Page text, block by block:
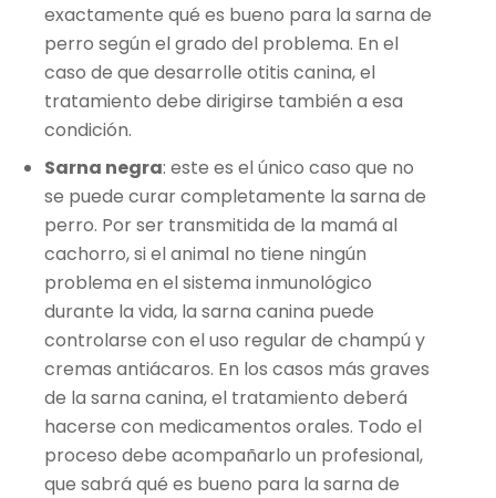
exactamente qué es bueno para la sarna de
perro según el grado del problema. En el
caso de que desarrolle otitis canina, el
tratamiento debe dirigirse también a esa
condición.
Sarna negra: este es el único caso que no
se puede curar completamente la sarna de
perro. Por ser transmitida de la mamá al
cachorro, si el animal no tiene ningún
problema en el sistema inmunológico
durante la vida, la sarna canina puede
controlarse con el uso regular de champú y
cremas antiácaros. En los casos más graves
de la sarna canina, el tratamiento deberá
hacerse con medicamentos orales. Todo el
proceso debe acompañarlo un profesional,
que sabrá qué es bueno para la sarna de